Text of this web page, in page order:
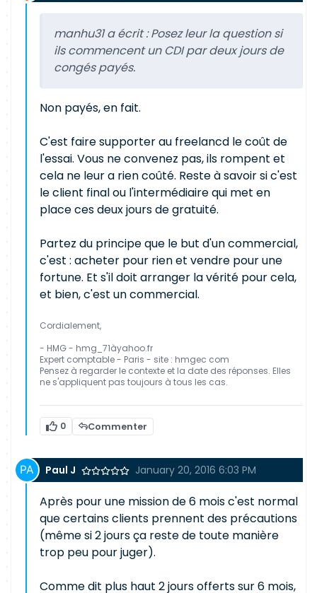
manhu31 a écrit :Posez leur la question si
ils commencent un CDI par deux jours de
congés payés.
Non payés, en fait.
C'est faire supporter au freelancd le coût de
l'essai. Vous ne convenez pas, ils rompent et
cela ne leur a rien coûté. Reste à savoir si c'est
le client final ou l'intermédiaire qui met en
place ces deux jours de gratuité.
Partez du principe que le but d'un commercial,
c'est : acheter pour rien et vendre pour une
fortune. Et s'il doit arranger la vérité pour cela,
et bien, c'est un commercial.
Cordialement,
- HMG - hmg_71àyahoo.fr
Expert comptable - Paris - site : hmgec com
Pensez à regarder le contexte et la date des réponses. Elles
ne s'appliquent pas toujours à tous les cas.
0 Commenter
Paul J January 20, 2016 6:03 PM
Après pour une mission de 6 mois c'est normal
que certains clients prennent des précautions
(même si 2 jours ça reste de toute manière
trop peu pour juger).
Comme dit plus haut 2 jours offerts sur 6 mois,